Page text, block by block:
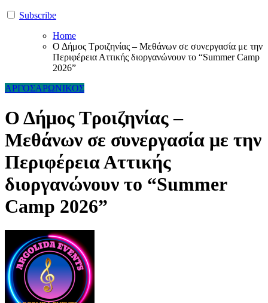
Subscribe
Home
Ο Δήμος Τροιζηνίας – Μεθάνων σε συνεργασία με την
Περιφέρεια Αττικής διοργανώνουν το “Summer Camp
2026”
ΑΡΓΟΣΑΡΩΝΙΚΟΣ
Ο Δήμος Τροιζηνίας –
Μεθάνων σε συνεργασία με την
Περιφέρεια Αττικής
διοργανώνουν το “Summer
Camp 2026”